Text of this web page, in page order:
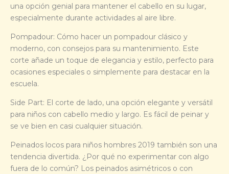
una opción genial para mantener el cabello en su lugar,
especialmente durante actividades al aire libre.
Pompadour: Cómo hacer un pompadour clásico y
moderno, con consejos para su mantenimiento. Este
corte añade un toque de elegancia y estilo, perfecto para
ocasiones especiales o simplemente para destacar en la
escuela.
Side Part: El corte de lado, una opción elegante y versátil
para niños con cabello medio y largo. Es fácil de peinar y
se ve bien en casi cualquier situación.
Peinados locos para niños hombres 2019 también son una
tendencia divertida. ¿Por qué no experimentar con algo
fuera de lo común? Los peinados asimétricos o con